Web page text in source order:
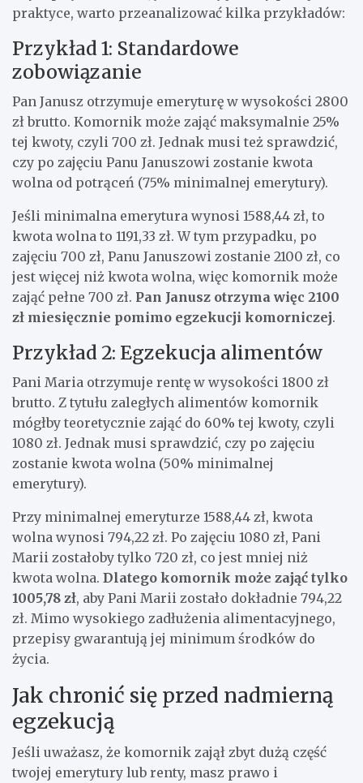
praktyce, warto przeanalizować kilka przykładów:
Przykład 1: Standardowe
zobowiązanie
Pan Janusz otrzymuje emeryturę w wysokości 2800
zł brutto. Komornik może zająć maksymalnie 25%
tej kwoty, czyli 700 zł. Jednak musi też sprawdzić,
czy po zajęciu Panu Januszowi zostanie kwota
wolna od potrąceń (75% minimalnej emerytury).
Jeśli minimalna emerytura wynosi 1588,44 zł, to
kwota wolna to 1191,33 zł. W tym przypadku, po
zajęciu 700 zł, Panu Januszowi zostanie 2100 zł, co
jest więcej niż kwota wolna, więc komornik może
zająć pełne 700 zł. Pan Janusz otrzyma więc 2100
zł miesięcznie pomimo egzekucji komorniczej.
Przykład 2: Egzekucja alimentów
Pani Maria otrzymuje rentę w wysokości 1800 zł
brutto. Z tytułu zaległych alimentów komornik
mógłby teoretycznie zająć do 60% tej kwoty, czyli
1080 zł. Jednak musi sprawdzić, czy po zajęciu
zostanie kwota wolna (50% minimalnej
emerytury).
Przy minimalnej emeryturze 1588,44 zł, kwota
wolna wynosi 794,22 zł. Po zajęciu 1080 zł, Pani
Marii zostałoby tylko 720 zł, co jest mniej niż
kwota wolna. Dlatego komornik może zająć tylko
1005,78 zł, aby Pani Marii zostało dokładnie 794,22
zł. Mimo wysokiego zadłużenia alimentacyjnego,
przepisy gwarantują jej minimum środków do
życia.
Jak chronić się przed nadmierną
egzekucją
Jeśli uważasz, że komornik zajął zbyt dużą część
twojej emerytury lub renty, masz prawo i